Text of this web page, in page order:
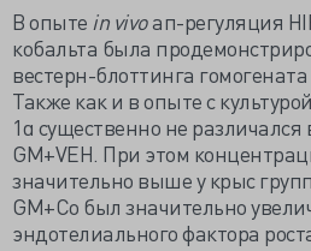
В опыте in vivoап-регуляция
кобальта была
вестерн-блоттинга
Также как и в опыте с
1α существенно не различался
GM+VEH. При этом
значительно выше у крыс
GM+Co был значительно
эндотелиального фактора